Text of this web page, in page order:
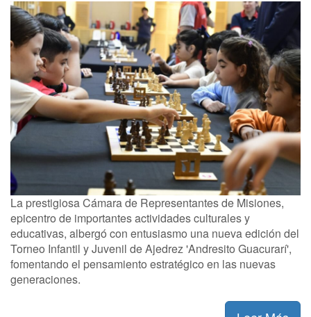
La prestigiosa Cámara de Representantes de Misiones,
epicentro de importantes actividades culturales y
educativas, albergó con entusiasmo una nueva edición del
Torneo Infantil y Juvenil de Ajedrez 'Andresito Guacurarí',
fomentando el pensamiento estratégico en las nuevas
generaciones.